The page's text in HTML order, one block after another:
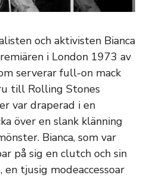
och aktivisten Bianca
i London 1973 av
serverar full-on mack
till Rolling Stones
var draperad i en
över en slank klänning
Bianca, som var
på sig en clutch och sin
en tjusig modeaccessoar